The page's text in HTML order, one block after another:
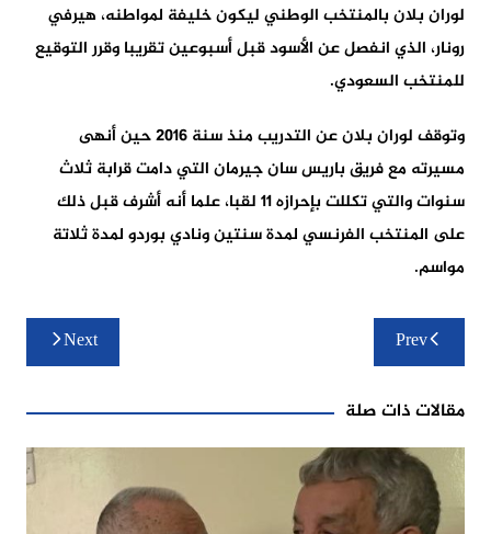
لوران بلان بالمنتخب الوطني ليكون خليفة لمواطنه، هيرفي
رونار، الذي انفصل عن الأسود قبل أسبوعين تقريبا وقرر التوقيع
للمنتخب السعودي.
وتوقف لوران بلان عن التدريب منذ سنة 2016 حين أنهى
مسيرته مع فريق باريس سان جيرمان التي دامت قرابة ثلاث
سنوات والتي تكللت بإحرازه 11 لقبا، علما أنه أشرف قبل ذلك
على المنتخب الفرنسي لمدة سنتين ونادي بوردو لمدة ثلاتة
مواسم.
تصفّح
المقالات
Prev
Next
مقالات ذات صلة